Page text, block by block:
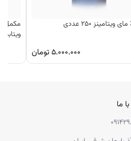
۵.۰۰۰.۰۰۰تومان
مکمل
ما